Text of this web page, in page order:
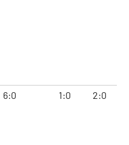
6:0 1:0 2:0